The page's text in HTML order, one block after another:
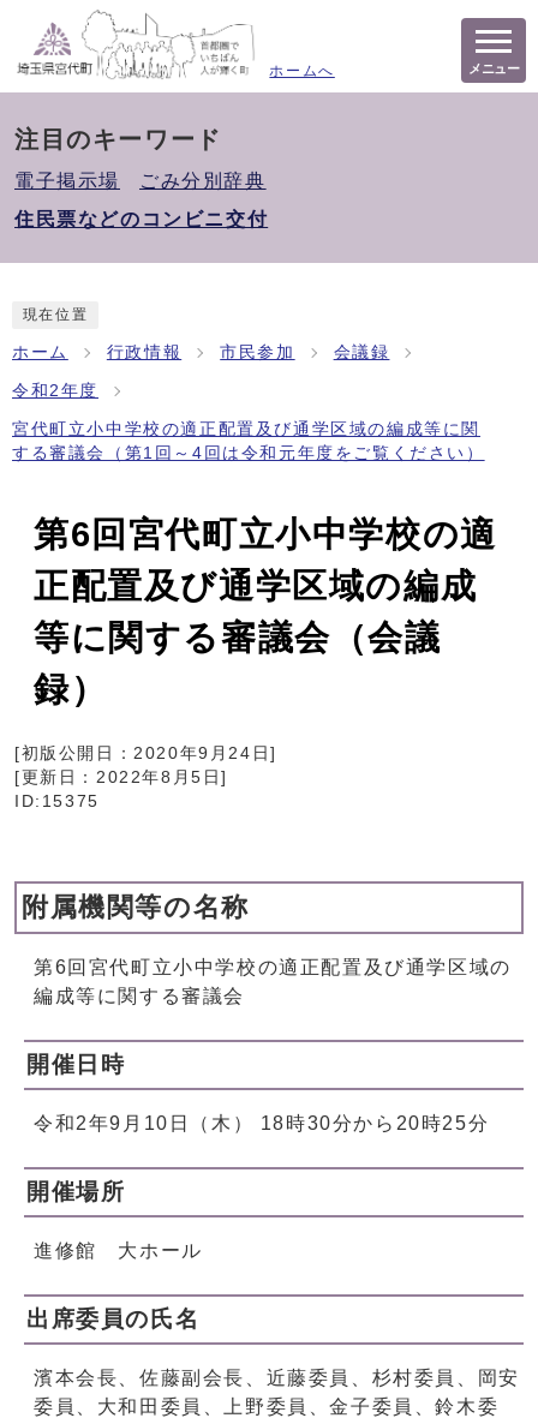
ホームへ メニュー
注目のキーワード
電子掲示場
ごみ分別辞典
住民票などのコンビニ交付
現在位置
ホーム 行政情報 市民参加 会議録
令和2年度
宮代町立小中学校の適正配置及び通学区域の編成等に関
する審議会（第1回～4回は令和元年度をご覧ください）
第6回宮代町立小中学校の適
正配置及び通学区域の編成
等に関する審議会（会議
録）
[初版公開日：2020年9月24日]
[更新日： 2022年8月5日]
ID:15375
附属機関等の名称
第6回宮代町立小中学校の適正配置及び通学区域の
編成等に関する審議会
開催日時
令和2年9月10日（木） 18時30分から20時25分
開催場所
進修館 大ホール
出席委員の氏名
濱本会長、佐藤副会長、近藤委員、杉村委員、岡安
委員、大和田委員、上野委員、金子委員、鈴木委